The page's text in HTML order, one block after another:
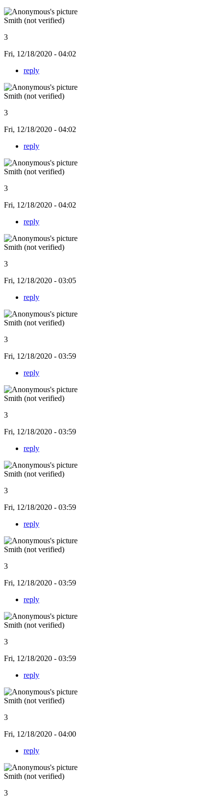
Smith (not verified)
3
Fri, 12/18/2020 - 04:02
reply
Smith (not verified)
3
Fri, 12/18/2020 - 04:02
reply
Smith (not verified)
3
Fri, 12/18/2020 - 04:02
reply
Smith (not verified)
3
Fri, 12/18/2020 - 03:05
reply
Smith (not verified)
3
Fri, 12/18/2020 - 03:59
reply
Smith (not verified)
3
Fri, 12/18/2020 - 03:59
reply
Smith (not verified)
3
Fri, 12/18/2020 - 03:59
reply
Smith (not verified)
3
Fri, 12/18/2020 - 03:59
reply
Smith (not verified)
3
Fri, 12/18/2020 - 03:59
reply
Smith (not verified)
3
Fri, 12/18/2020 - 04:00
reply
Smith (not verified)
3